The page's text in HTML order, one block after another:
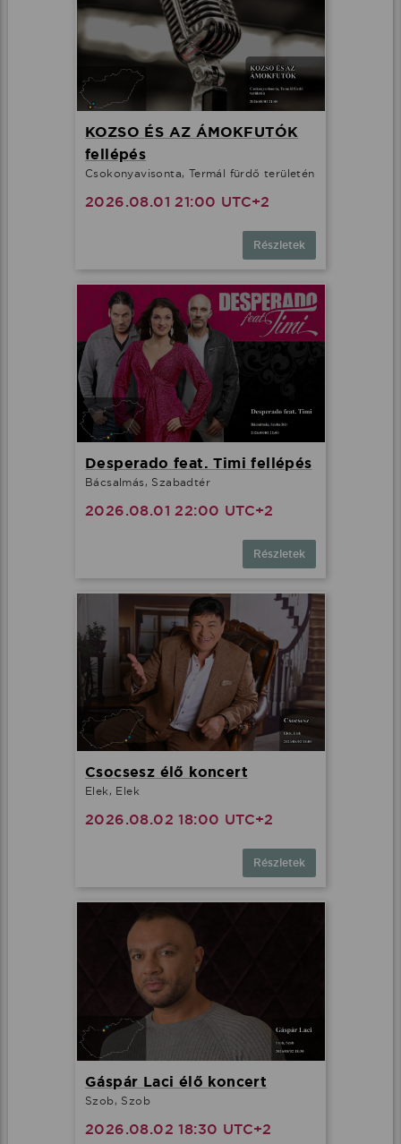
KOZSO ÉS AZ ÁMOKFUTÓK
fellépés
Csokonyavisonta, Termál fürdő területén
2026.08.01 21:00 UTC+2
Részletek
Desperado feat. Timi fellépés
Bácsalmás, Szabadtér
2026.08.01 22:00 UTC+2
Részletek
Csocsesz élő koncert
Elek, Elek
2026.08.02 18:00 UTC+2
Részletek
Gáspár Laci élő koncert
Szob, Szob
2026.08.02 18:30 UTC+2